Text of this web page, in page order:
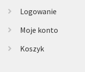
Logowanie
Moje konto
Koszyk